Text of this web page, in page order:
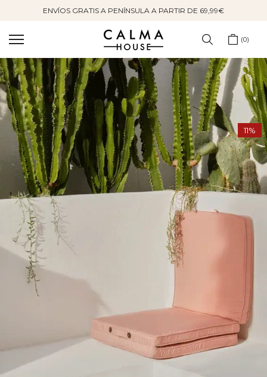
contenido
ENVÍOS GRATIS A PENÍNSULA A PARTIR DE 69,99€
0
11%